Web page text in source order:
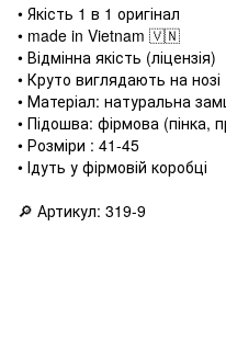
• Якість 1 в 1 оригінал
• made in Vietnam 🇻🇳
• Відмінна якість (ліцензія)
• Круто виглядають на нозі
• Матеріал: натуральна
• Підошва: фірмова (пінка,
• Розміри : 41-45
• Ідуть у фірмовій коробці
🔎 Артикул: 319-9